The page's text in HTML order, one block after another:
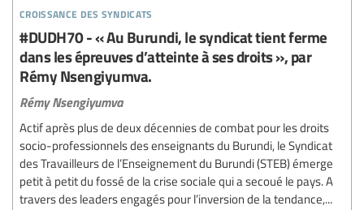
croissance des syndicats
#DUDH70 - « Au Burundi, le syndicat tient ferme
dans les épreuves d’atteinte à ses droits », par
Rémy Nsengiyumva.
Rémy Nsengiyumva
Actif après plus de deux décennies de combat pour les droits
socio-professionnels des enseignants du Burundi, le Syndicat
des Travailleurs de l’Enseignement du Burundi (STEB) émerge
petit à petit du fossé de la crise sociale qui a secoué le pays. A
travers des leaders engagés pour l’inversion de la tendance,...